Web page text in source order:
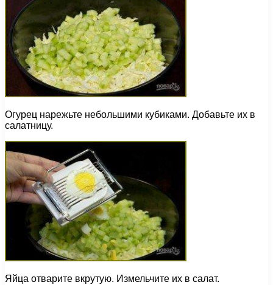
Огурец нарежьте небольшими кубиками. Добавьте их в
салатницу.
Яйца отварите вкрутую. Измельчите их в салат.